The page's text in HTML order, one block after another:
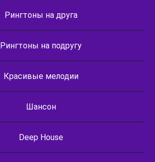
Рингтоны на друга
Рингтоны на подругу
Красивые мелодии
Шансон
Deep House